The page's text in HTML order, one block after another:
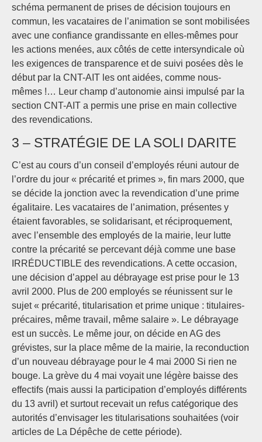
schéma permanent de prises de décision toujours en
commun, les vacataires de l’animation se sont mobilisées
avec une confiance grandissante en elles-mêmes pour
les actions menées, aux côtés de cette intersyndicale où
les exigences de transparence et de suivi posées dès le
début par la CNT-AIT les ont aidées, comme nous-
mêmes !… Leur champ d’autonomie ainsi impulsé par la
section CNT-AIT a permis une prise en main collective
des revendications.
3 – STRATÉGIE DE LA SOLI DARITE
C’est au cours d’un conseil d’employés réuni autour de
l’ordre du jour « précarité et primes », fin mars 2000, que
se décide la jonction avec la revendication d’une prime
égalitaire. Les vacataires de l’animation, présentes y
étaient favorables, se solidarisant, et réciproquement,
avec l’ensemble des employés de la mairie, leur lutte
contre la précarité se percevant déjà comme une base
IRRÉDUCTIBLE des revendications. A cette occasion,
une décision d’appel au débrayage est prise pour le 13
avril 2000. Plus de 200 employés se réunissent sur le
sujet « précarité, titularisation et prime unique : titulaires-
précaires, même travail, même salaire ». Le débrayage
est un succès. Le même jour, on décide en AG des
grévistes, sur la place même de la mairie, la reconduction
d’un nouveau débrayage pour le 4 mai 2000 Si rien ne
bouge. La grève du 4 mai voyait une légère baisse des
effectifs (mais aussi la participation d’employés différents
du 13 avril) et surtout recevait un refus catégorique des
autorités d’envisager les titularisations souhaitées (voir
articles de La Dépêche de cette période).